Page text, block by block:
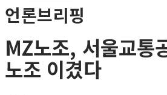
언론브리핑
MZ노조, 서울교통
노조 이겼다